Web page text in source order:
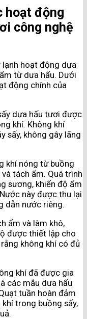
hoạt động
công nghệ
lạnh hoạt động dựa
từ dưa hấu. Dưới
động chính của
dưa hấu tươi được
khí. Không khí
sấy, không gây lãng
khí nóng từ buồng
tách ẩm. Quá trình
sương, khiến độ ẩm
này được thu lại
dẫn nước riêng.
ẩm và làm khô,
được thiết lập cho
không khí có đủ
khí đã được gia
các mẫu dưa hấu
tuần hoàn đảm
trong buồng sấy,